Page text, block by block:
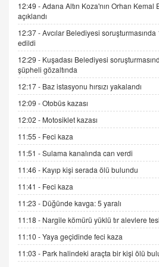
İNCİ GÜL AKÖL
06.07.2026 13:00
ADEM AKÖL
Esed Destekçilerinin
Sednaya
11.12.2024 12:30
DR. EKREM ASLAN
Gerçek Ne, Algı Ne?
Cümlesinin Peşinden
19.07.2025 12:45
GÖNÜL MENEKŞE
Şifacının Yolu
04.11.2025 12:56
AV. RÜMEYSA ÖZKALE
Kira
12:49 -Adana Altın Koza'nın Orhan
açıklandı
12:37 -Avcılar Belediyesi
edildi
12:29 - Kuşadası Belediyesi
şüpheli gözaltında
12:17 - Baz istasyonu hırsızı yakalandı
12:09 -Otobüs kazası
12:02 - Motosiklet kazası
11:55 - Feci kaza
11:51 -Sulama kanalında can verdi
11:46 - Kayıp kişi serada ölü bulundu
11:41 - Feci kaza
11:23 - Düğünde kavga: 5 yaralı
11:18 - Nargile kömürü yüklü tır alevlere
11:10 -Yaya geçidinde feci kaza
11:03 - Park halindeki araçta bir kişi ölü